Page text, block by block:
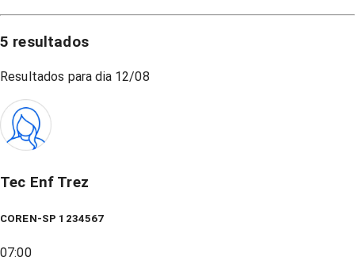
5 resultados
Resultados para dia 12/08
Tec Enf Trez
COREN-SP 1234567
07:00